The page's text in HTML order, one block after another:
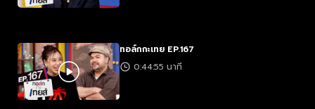
ทอล์กกะเทย EP.167
0:44:55 นาที